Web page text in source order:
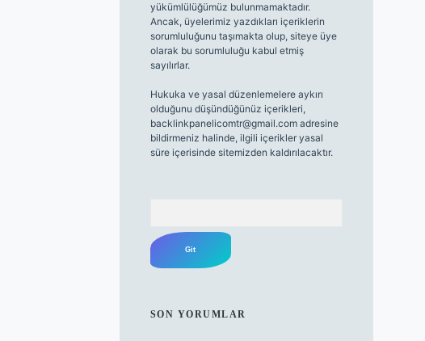
yükümlülüğümüz bulunmamaktadır.
Ancak, üyelerimiz yazdıkları içeriklerin
sorumluluğunu taşımakta olup, siteye üye
olarak bu sorumluluğu kabul etmiş
sayılırlar.
Hukuka ve yasal düzenlemelere aykırı
olduğunu düşündüğünüz içerikleri,
backlinkpanelicomtr@gmail.comadresine
bildirmeniz halinde, ilgili içerikler yasal
süre içerisinde sitemizden kaldırılacaktır.
SON YORUMLAR